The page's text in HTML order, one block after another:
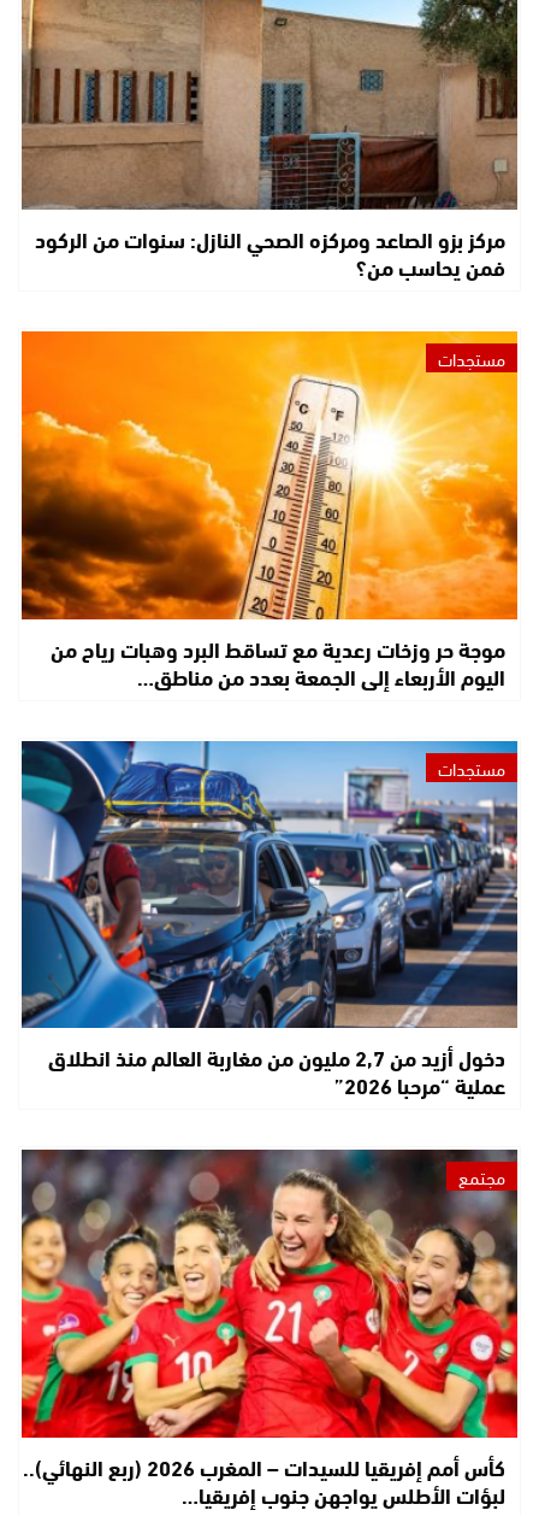
مركز بزو الصاعد ومركزه الصحي النازل: سنوات من الركود
فمن يحاسب من؟
مستجدات
موجة حر وزخات رعدية مع تساقط البرد وهبات رياح من
اليوم الأربعاء إلى الجمعة بعدد من مناطق…
مستجدات
دخول أزيد من 2,7 مليون من مغاربة العالم منذ انطلاق
عملية “مرحبا 2026”
مجتمع
كأس أمم إفريقيا للسيدات – المغرب 2026 (ربع النهائي)..
لبؤات الأطلس يواجهن جنوب إفريقيا…